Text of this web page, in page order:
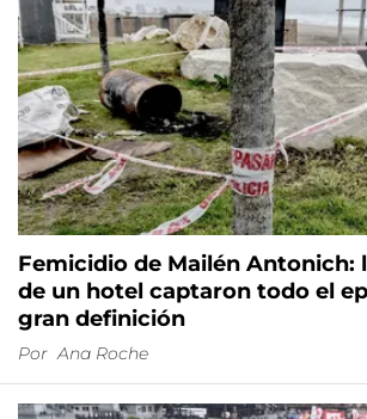
Femicidio de Mailén Antonich:
de un hotel captaron todo el
gran definición
Por Ana Roche